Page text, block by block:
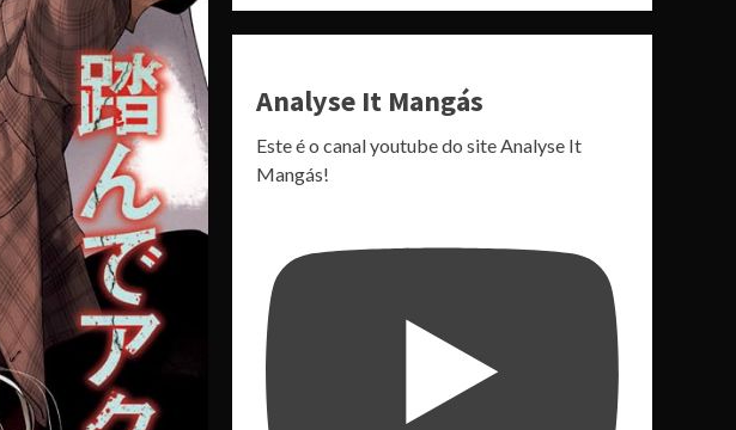
Analyse It Mangás
Este é o canal youtube do site Analyse It
Mangás!